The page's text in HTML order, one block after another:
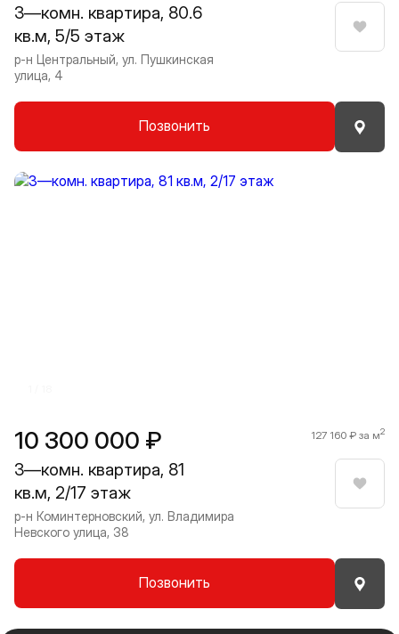
3—комн. квартира, 80.6
кв.м, 5/5 этаж
р-н Центральный, ул. Пушкинская
улица, 4
Позвонить
10 300 000 ₽ 127 160 ₽ за м2
3—комн. квартира, 81
кв.м, 2/17 этаж
р-н Коминтерновский, ул. Владимира
Невского улица, 38
Позвонить